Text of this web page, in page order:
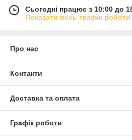
Сьогодні працює з 10:00 до
Показати весь графік роботи
Про нас
Контакти
Доставка та оплата
Графік роботи